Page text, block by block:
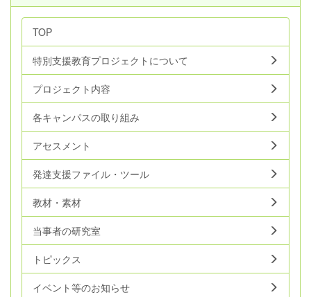
TOP
特別支援教育プロジェクトについて
プロジェクト内容
各キャンパスの取り組み
アセスメント
発達支援ファイル・ツール
教材・素材
当事者の研究室
トピックス
イベント等のお知らせ